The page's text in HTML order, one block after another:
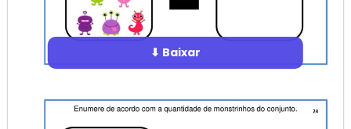
⬇ Baixar